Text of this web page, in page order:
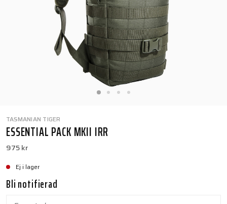
TASMANIAN TIGER
ESSENTIAL PACK MKII IRR
975 kr
Ej i lager
Bli notifierad